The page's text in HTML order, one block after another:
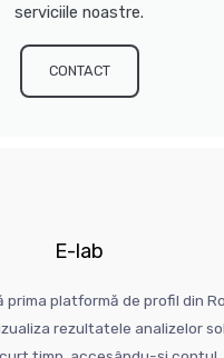
serviciile noastre.
CONTACT
E-lab
prima platformă de profil din
rezultatele analizelor